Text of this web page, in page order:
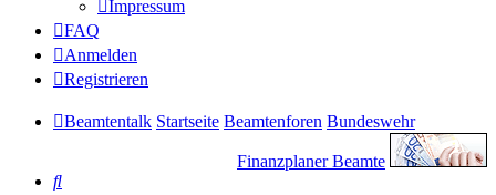
Impressum
FAQ
Anmelden
Registrieren
Beamtentalk Startseite Beamtenforen Bundeswehr
Finanzplaner Beamte
Suche